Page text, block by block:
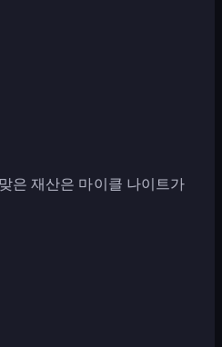
은 재산은 마이클 나이트가